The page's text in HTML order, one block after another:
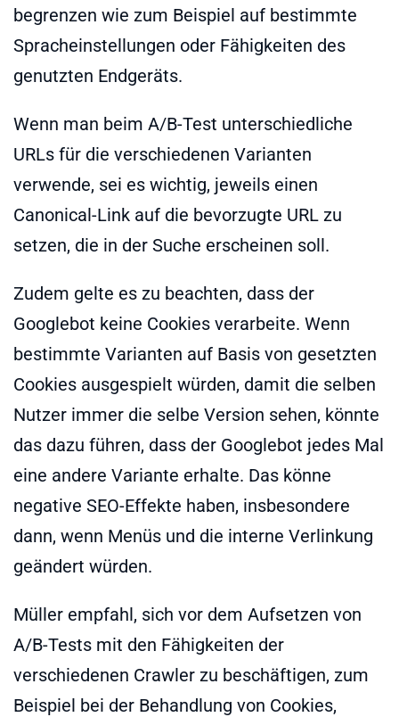
begrenzen wie zum Beispiel auf bestimmte
Spracheinstellungen oder Fähigkeiten des
genutzten Endgeräts.
Wenn man beim A/B-Test unterschiedliche
URLs für die verschiedenen Varianten
verwende, sei es wichtig, jeweils einen
Canonical-Link auf die bevorzugte URL zu
setzen, die in der Suche erscheinen soll.
Zudem gelte es zu beachten, dass der
Googlebot keine Cookies verarbeite. Wenn
bestimmte Varianten auf Basis von gesetzten
Cookies ausgespielt würden, damit die selben
Nutzer immer die selbe Version sehen, könnte
das dazu führen, dass der Googlebot jedes Mal
eine andere Variante erhalte. Das könne
negative SEO-Effekte haben, insbesondere
dann, wenn Menüs und die interne Verlinkung
geändert würden.
Müller empfahl, sich vor dem Aufsetzen von
A/B-Tests mit den Fähigkeiten der
verschiedenen Crawler zu beschäftigen, zum
Beispiel bei der Behandlung von Cookies,